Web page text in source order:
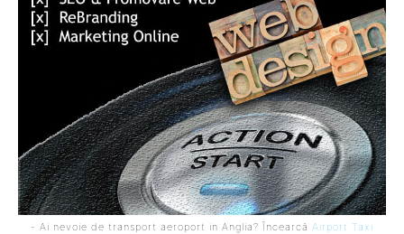
- Ai nevoie de transport aeroport in Anglia? Încearcă Airport Taxi